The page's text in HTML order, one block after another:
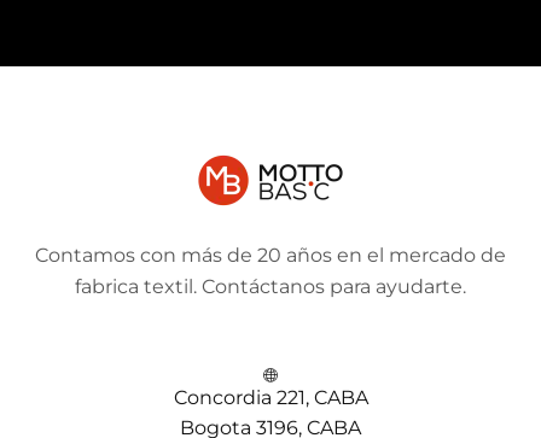
Contamos con más de 20 años en el mercado de
fabrica textil. Contáctanos para ayudarte.
Concordia 221, CABA
Bogota 3196, CABA